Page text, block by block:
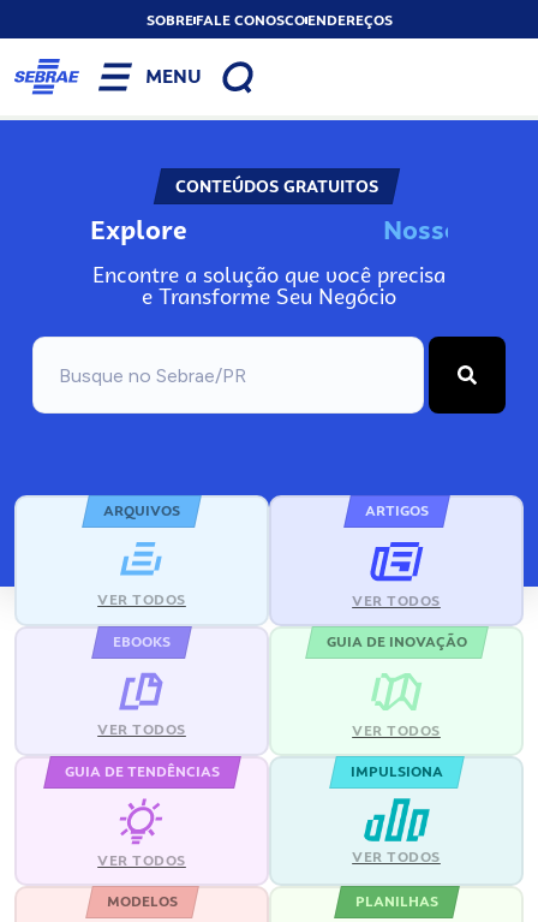
SOBREFALE CONOSCOENDEREÇOS
MENU
CONTEÚDOS GRATUITOS
Explore Nosso
Encontre a solução que você precisa
e Transforme Seu Negócio
ARQUIVOS
VER TODOS
ARTIGOS
VER TODOS
EBOOKS
VER TODOS
GUIA DE INOVAÇÃO
VER TODOS
GUIA DE TENDÊNCIAS
VER TODOS
IMPULSIONA
VER TODOS
MODELOS PLANILHAS